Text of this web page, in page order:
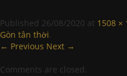
Published 26/08/2020 at 1508 ×
Gòn tân thời.
← Previous Next →
Comments are closed.